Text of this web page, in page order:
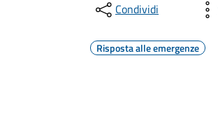
Condividi
Risposta alle emergenze